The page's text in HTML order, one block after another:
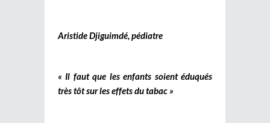
Aristide Djiguimdé, pédiatre
« Il faut que les enfants soient éduqués
très tôt sur les effets du tabac »